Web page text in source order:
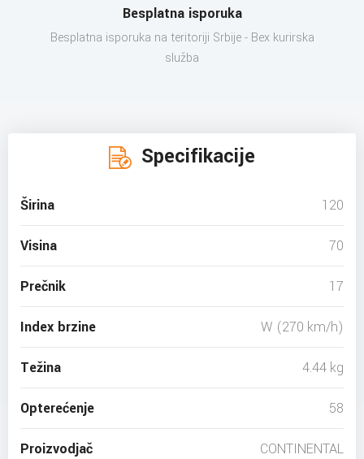
Besplatna isporuka
Besplatna isporuka na teritoriji Srbije - Bex kurirska
služba
Specifikacije
Širina 120
Visina 70
Prečnik 17
Index brzine W (270 km/h)
Težina 4.44 kg
Opterećenje 58
Proizvodjač CONTINENTAL